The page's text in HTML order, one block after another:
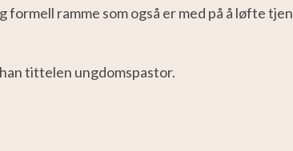
ramme som også er med på å løfte
tittelen ungdomspastor.